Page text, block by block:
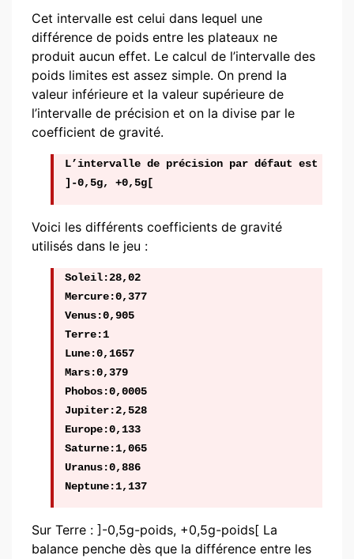
Cet intervalle est celui dans lequel une
différence de poids entre les plateaux ne
produit aucun effet. Le calcul de l’intervalle des
poids limites est assez simple. On prend la
valeur inférieure et la valeur supérieure de
l’intervalle de précision et on la divise par le
coefficient de gravité.
L’intervalle de précision par défaut est
]-0,5g, +0,5g[
Voici les différents coefficients de gravité
utilisés dans le jeu :
Soleil:28,02
Mercure:0,377
Venus:0,905
Terre:1
Lune:0,1657
Mars:0,379
Phobos:0,0005
Jupiter:2,528
Europe:0,133
Saturne:1,065
Uranus:0,886
Neptune:1,137
Sur Terre : ]-0,5g-poids, +0,5g-poids[ La
balance penche dès que la différence entre les